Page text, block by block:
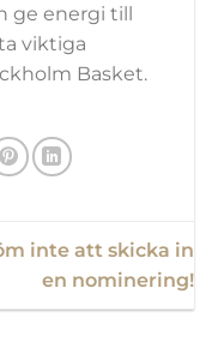
ge energi till
viktiga
Basket.
inte att skicka in
en nominering!